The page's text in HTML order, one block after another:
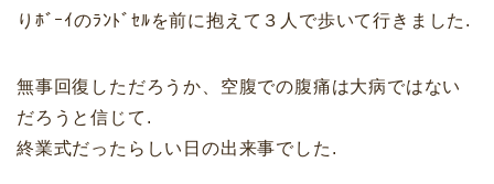
りﾎﾞｰｲのﾗﾝﾄﾞｾﾙを前に抱えて３人で歩いて行きました.
無事回復しただろうか、空腹での腹痛は大病ではない
だろうと信じて.
終業式だったらしい日の出来事でした.